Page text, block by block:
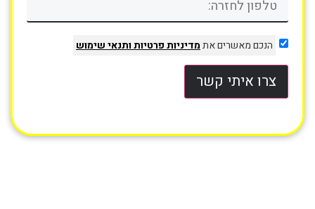
הנכם מאשרים אתמדיניות פרטיותותנאי שימוש
צרו איתי קשר